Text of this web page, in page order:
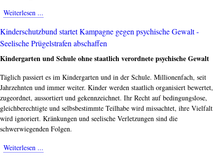
Weiterlesen ...
Sonderpädagogik
verhindert
Diskurs
interne
„Streitschrift“
Kinderschutzbund startet Kampagne gegen psychische Gewalt -
Seelische Prügelstrafen abschaffen
Kindergarten und Schule ohne staatlich verordnete psychische Gewalt
Täglich passiert es im Kindergarten und in der Schule. Millionenfach, seit
Jahrzehnten und immer weiter. Kinder werden staatlich organisiert bewertet,
zugeordnet, aussortiert und gekennzeichnet. Ihr Recht auf bedingungslose,
gleichberechtigte und selbsbestimmte Teilhabe wird missachtet, ihre Vielfalt
wird ignoriert. Kränkungen und seelische Verletzungen sind die
schwerwiegenden Folgen.
Weiterlesen ...